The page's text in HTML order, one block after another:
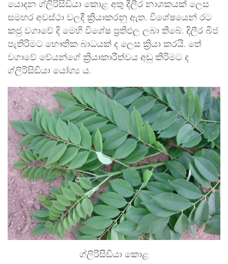
යොදන ග්ලිරිසිඩියා කොළ අතු දීලීර නාශකයක් ලෙස
සමහර අවස්ථා වලදී ක්‍රියාකරනු ඇත. විශේෂයෙන් රට
කජු වගාවේ දි මෙහි විශේෂ ප්‍රතිඵල ලබා තිබේ. දිලීර බීජ
පැතිරිමට භෞතික බාධයක් ද ලෙස ක්‍රියා කරයි. තේ
වගාවේ වේයන්ගේ ක්‍රියාකාරීත්වය අඩු කිරිමට ද
ග්ලිරිසිඩියා යෝග්‍ය ය.
ග්ලිරිසිඩියා කොළ